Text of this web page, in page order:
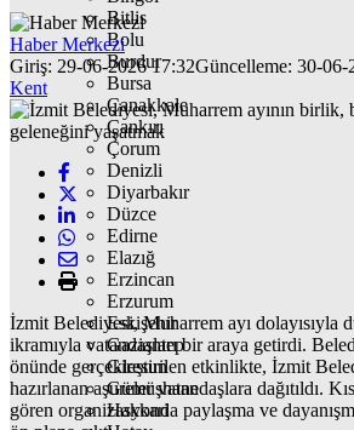
Bitlis
Bolu
Burdur
Bursa
Çanakkale
Çankırı
Çorum
Denizli
Diyarbakır
Düzce
Edirne
Elazığ
Erzincan
Erzurum
Eskişehir
Gaziantep
Giresun
Gümüşhane
Hakkari
Haber Merkezi
Giriş: 29-06-2026 17:32
Kent
İzmit Belediyesi, Muharrem ayı dolayısıyla
ikramıyla vatandaşları bir araya getirdi.
önünde gerçekleştirilen etkinlikte, İzmit
hazırlanan aşureler vatandaşlara dağıtıldı.
gören organizasyonda paylaşma ve